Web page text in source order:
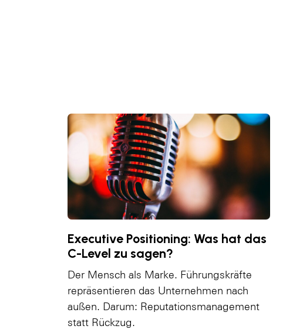
Executive Positioning: Was hat das
C-Level zu sagen?
Der Mensch als Marke. Führungskräfte
repräsentieren das Unternehmen nach
außen. Darum: Reputationsmanagement
statt Rückzug.